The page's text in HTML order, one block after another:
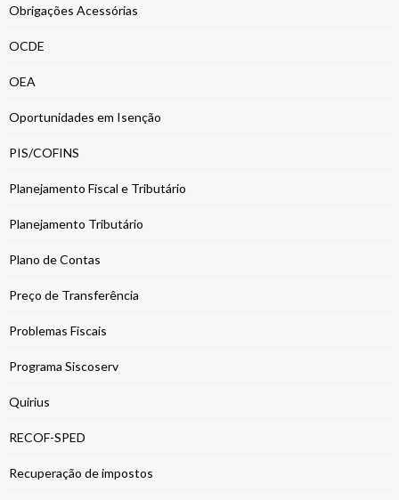
Obrigações Acessórias
OCDE
OEA
Oportunidades em Isenção
PIS/COFINS
Planejamento Fiscal e Tributário
Planejamento Tributário
Plano de Contas
Preço de Transferência
Problemas Fiscais
Programa Siscoserv
Quirius
RECOF-SPED
Recuperação de impostos